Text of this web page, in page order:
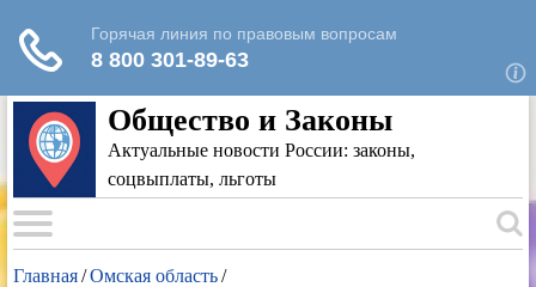
Общество и Законы
Актуальные новости России: законы,
соцвыплаты, льготы
Главная/Омская область/
Для любых предложений по сайту: rk-
reestr@cp9.ru